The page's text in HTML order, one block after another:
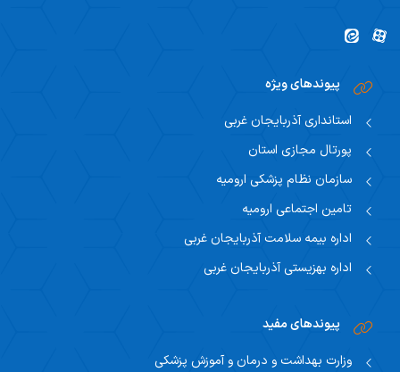
پیوندهای ویژه
استانداری آذربایجان غربی
پورتال مجازی استان
سازمان نظام پزشکی ارومیه
تامین اجتماعی ارومیه
اداره بیمه سلامت آذربایجان غربی
اداره بهزیستی آذربایجان غربی
پیوندهای مفید
وزارت بهداشت و درمان و آموزش پزشکی